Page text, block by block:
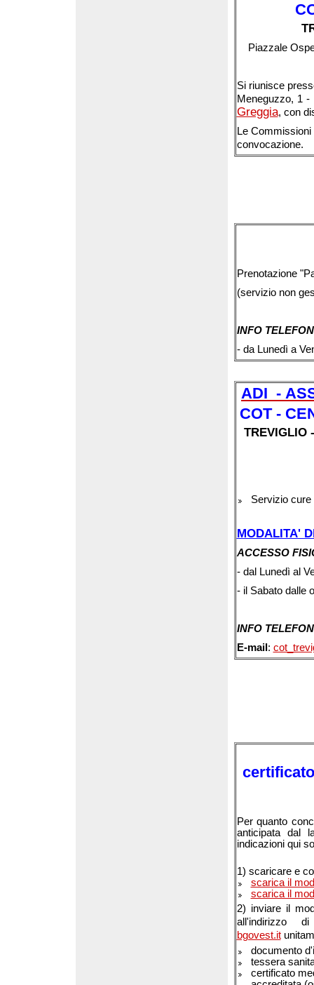
Piazzale
Si riunisce
Meneguzzo, 1
Greggia, con
Le
convocazione.
Prenotazione
(servizio non
INFO
- da Lunedì a
ADI -
COT -
TREVIGLIO
Servizio cure
MODALITA'
ACCESSO
- dal Lunedì al
- il Sabato dalle
INFO
E-mail:
Per quanto
anticipata dal
indicazioni qui
1) scaricare e
scarica il
scarica il
2) inviare il
all'indirizzo
bgovest.it
documento
tessera
certificato